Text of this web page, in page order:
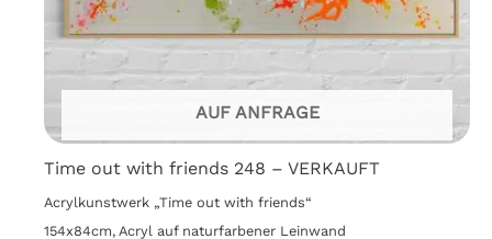
AUF ANFRAGE
Time out with friends 248 – VERKAUFT
Acrylkunstwerk „Time out with friends“
154x84cm, Acryl auf naturfarbener Leinwand